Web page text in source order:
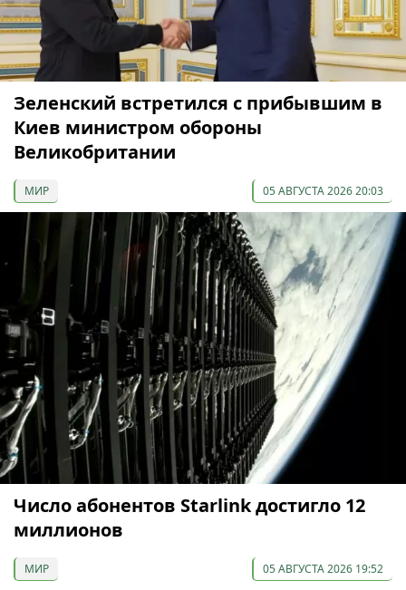
Зеленский встретился с прибывшим в
Киев министром обороны
Великобритании
МИР 05 АВГУСТА 2026 20:03
Число абонентов Starlink достигло 12
миллионов
МИР 05 АВГУСТА 2026 19:52